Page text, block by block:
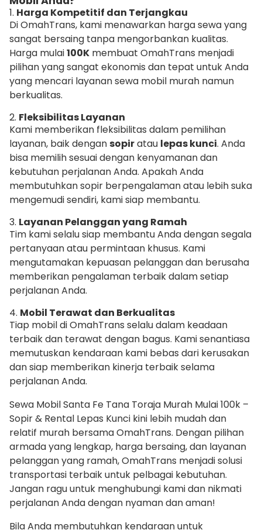
1. Harga Kompetitif dan Terjangkau
Di OmahTrans, kami menawarkan harga sewa yang
sangat bersaing tanpa mengorbankan kualitas.
Harga mulai100K membuat OmahTrans menjadi
pilihan yang sangat ekonomis dan tepat untuk Anda
yang mencari layanan sewa mobil murah namun
berkualitas.
2. Fleksibilitas Layanan
Kami memberikan fleksibilitas dalam pemilihan
layanan, baik dengansopiratau lepas kunci. Anda
bisa memilih sesuai dengan kenyamanan dan
kebutuhan perjalanan Anda. Apakah Anda
membutuhkan sopir berpengalaman atau lebih suka
mengemudi sendiri, kami siap membantu.
3. Layanan Pelanggan yang Ramah
Tim kami selalu siap membantu Anda dengan segala
pertanyaan atau permintaan khusus. Kami
mengutamakan kepuasan pelanggan dan berusaha
memberikan pengalaman terbaik dalam setiap
perjalanan Anda.
4. Mobil Terawat dan Berkualitas
Tiap mobil di OmahTrans selalu dalam keadaan
terbaik dan terawat dengan bagus. Kami senantiasa
memutuskan kendaraan kami bebas dari kerusakan
dan siap memberikan kinerja terbaik selama
perjalanan Anda.
Sewa Mobil Santa Fe Tana Toraja Murah Mulai 100k –
Sopir & Rental Lepas Kunci kini lebih mudah dan
relatif murah bersama OmahTrans. Dengan pilihan
armada yang lengkap, harga bersaing, dan layanan
pelanggan yang ramah, OmahTrans menjadi solusi
transportasi terbaik untuk pelbagai kebutuhan.
Jangan ragu untuk menghubungi kami dan nikmati
perjalanan Anda dengan nyaman dan aman!
Bila Anda membutuhkan kendaraan untuk